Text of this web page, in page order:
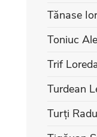
Tănase
Toniuc
Trif
Turdean
Turți Radu